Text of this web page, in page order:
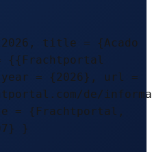
title = {Acado
= {2026}, url =
de/
= {Frachtportal,
}